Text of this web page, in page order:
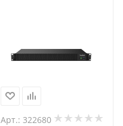
Арт.: 322680